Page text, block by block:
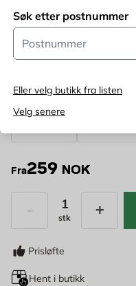
Søk etter postnummer
Postnummer
Eller velg butikk fra listen
Velg senere
Kjøp online, bestill
Angipostnummer
Fra259 NOK
stk
Prisløfte
Hent i butikk